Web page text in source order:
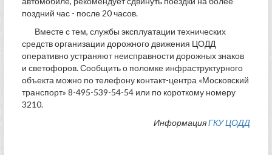
поздний час - после 20 часов.
Вместе с тем, службы эксплуатации технических
средств организации дорожного движения ЦОДД
оперативно устраняют неисправности дорожных знаков
и светофоров. Сообщить о поломке инфраструктурного
объекта можно по телефону контакт-центра «Московский
транспорт» 8-495-539-54-54 или по короткому номеру
3210.
ИнформацияГКУ ЦОДД